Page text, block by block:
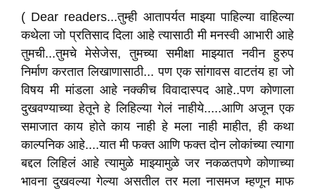
( Dear readers...तुम्ही आतापर्यत माझ्या पाहिल्या वाहिल्या
कथेला जो प्रतिसाद दिला आहे त्यासाठी मी मनस्वी आभारी आहे
तुमची...तुमचे मेसेजेस, तुमच्या समीक्षा माझ्यात नवीन हुरुप
निर्माण करतात लिखाणासाठी... पण एक सांगावस वाटतंय हा जो
विषय मी मांडला आहे नक्कीच विवादास्पद आहे..पण कोणाला
दुखवण्याच्या हेतूने हे लिहिल्या गेलं नाहीये.....आणि अजून एक
समाजात काय होते काय नाही हे मला नाही माहीत, ही कथा
काल्पनिक आहे....यात मी फक्त आणि फक्त दोन लोकांच्या त्यागा
बद्दल लिहिलं आहे त्यामुळे माझ्यामुळे जर नकळतपणे कोणाच्या
भावना दुखवल्या गेल्या असतील तर मला नासमज म्हणून माफ